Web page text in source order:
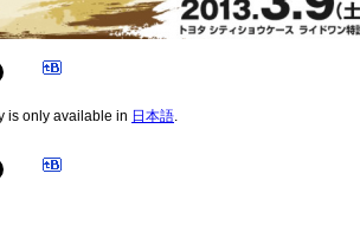
is only available in 日本語.